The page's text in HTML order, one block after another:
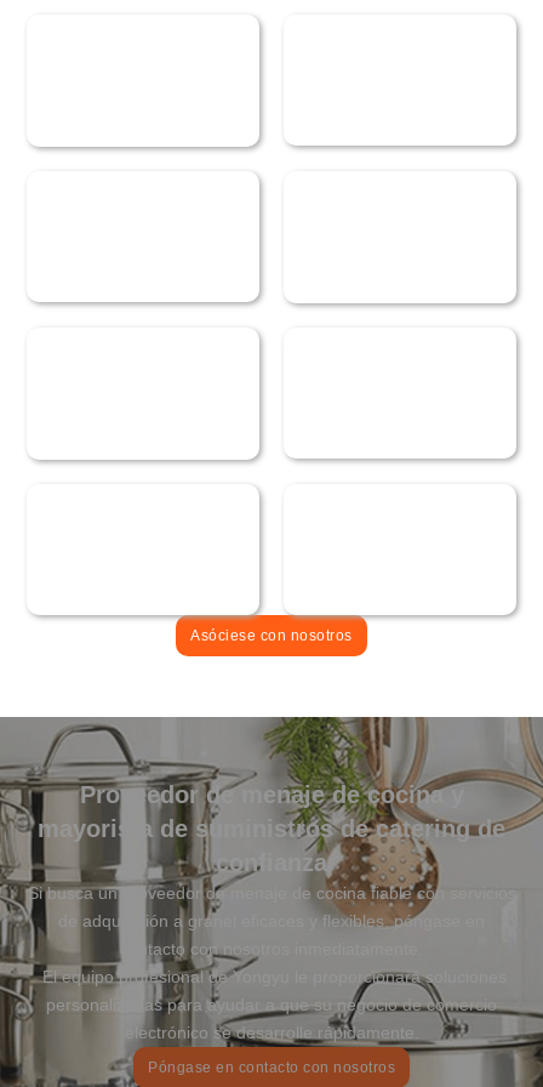
Asóciese con nosotros
Proveedor de menaje de cocina y
mayorista de suministros de catering de
confianza
Si busca un proveedor de menaje de cocina fiable con servicios
de adquisición a granel eficaces y flexibles, póngase en
contacto con nosotros inmediatamente.
El equipo profesional de Yongyu le proporcionará soluciones
personalizadas para ayudar a que su negocio de comercio
electrónico se desarrolle rápidamente.
Póngase en contacto con nosotros